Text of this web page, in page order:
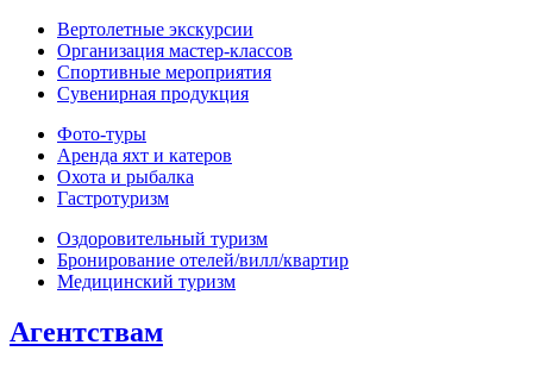
Вертолетные экскурсии
Организация мастер‑классов
Спортивные мероприятия
Сувенирная продукция
Фото‑туры
Аренда яхт и катеров
Охота и рыбалка
Гастротуризм
Оздоровительный туризм
Бронирование отелей/вилл/квартир
Медицинский туризм
Агентствам